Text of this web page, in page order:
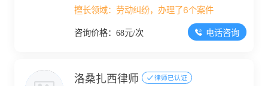
道双创广场4栋15楼
擅长领域：劳动纠纷，办理了6个案件
咨询价格：68元/次 电话咨询
洛桑扎西律师 律师已认证